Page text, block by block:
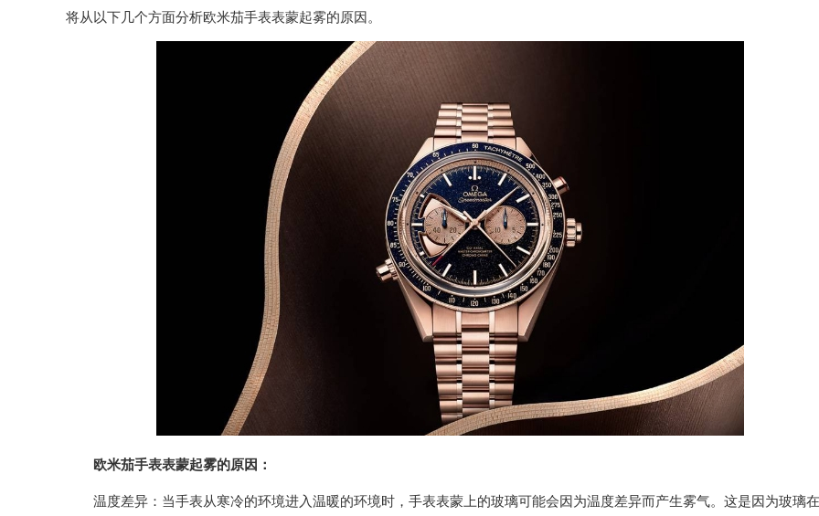
将从以下几个方面分析欧米茄手表表蒙起雾的原因。
欧米茄手表表蒙起雾的原因：
温度差异：当手表从寒冷的环境进入温暖的环境时，手表表蒙上的玻璃可能会因为温度差异而产生雾气。这是因为玻璃